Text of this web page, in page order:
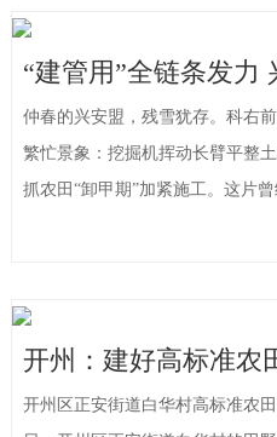
仲春的兴安盟，残雪犹存。科右
繁忙景象：挖掘机挥动长臂平整
抓农田“卸甲期”加紧施工。这片
田”，正加速蜕变为“田成方、路
开州区正安街道白华村高标准农